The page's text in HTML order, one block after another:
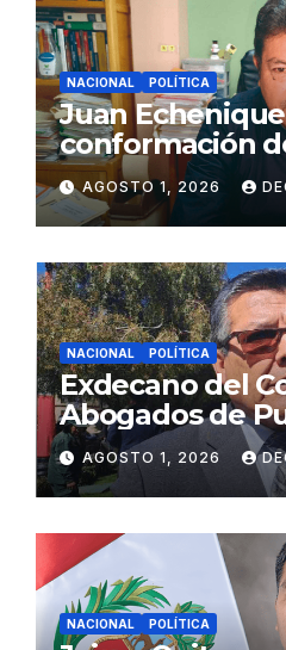
NACIONAL POLÍTICA
Juan
conformación
gabinete
Fujimori
AGOSTO 1, 2026
NACIONAL POLÍTICA
Exdecano del
Abogados de
propuestas
ciudadana
AGOSTO 1, 2026
NACIONAL POLÍTICA